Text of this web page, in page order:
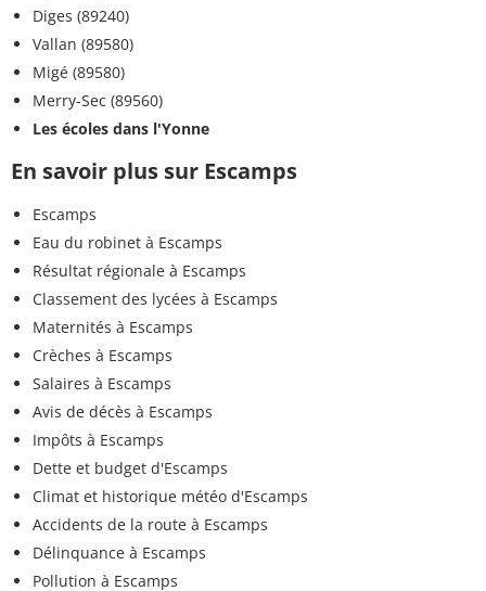
Diges (89240)
Vallan (89580)
Migé (89580)
Merry-Sec (89560)
Les écoles dans l'Yonne
En savoir plus sur Escamps
Escamps
Eau du robinet à Escamps
Résultat régionale à Escamps
Classement des lycées à Escamps
Maternités à Escamps
Crèches à Escamps
Salaires à Escamps
Avis de décès à Escamps
Impôts à Escamps
Dette et budget d'Escamps
Climat et historique météo d'Escamps
Accidents de la route à Escamps
Délinquance à Escamps
Pollution à Escamps